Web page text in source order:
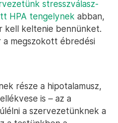
stresszválasz-
HPA tengelynek abban,
kell keltenie bennünket.
a megszokott ébredési
része a hipotalamusz,
is – az a
a szervezetünknek a